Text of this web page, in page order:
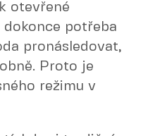
otevřené
potřeba
pronásledovat,
Proto je
režimu v